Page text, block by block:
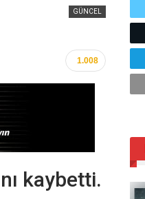
GÜNCEL
1.008
kaybetti.